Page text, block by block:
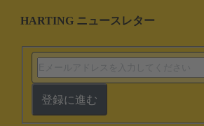
HARTING ニュースレター
登録に進む